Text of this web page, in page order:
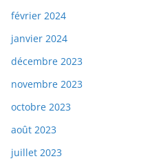
février 2024
janvier 2024
décembre 2023
novembre 2023
octobre 2023
août 2023
juillet 2023